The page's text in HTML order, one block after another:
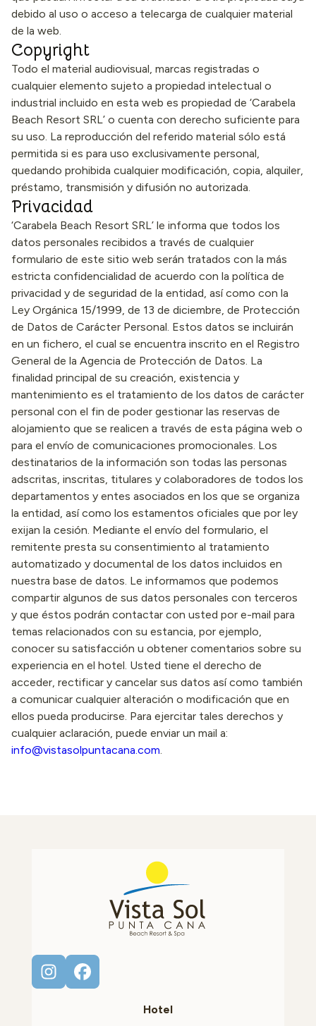
debido al uso o acceso a telecarga de cualquier material
de la web.
Copyright
Todo el material audiovisual, marcas registradas o
cualquier elemento sujeto a propiedad intelectual o
industrial incluido en esta web es propiedad de ‘Carabela
Beach Resort SRL’ o cuenta con derecho suficiente para
su uso. La reproducción del referido material sólo está
permitida si es para uso exclusivamente personal,
quedando prohibida cualquier modificación, copia, alquiler,
préstamo, transmisión y difusión no autorizada.
Privacidad
‘Carabela Beach Resort SRL’ le informa que todos los
datos personales recibidos a través de cualquier
formulario de este sitio web serán tratados con la más
estricta confidencialidad de acuerdo con la política de
privacidad y de seguridad de la entidad, así como con la
Ley Orgánica 15/1999, de 13 de diciembre, de Protección
de Datos de Carácter Personal. Estos datos se incluirán
en un fichero, el cual se encuentra inscrito en el Registro
General de la Agencia de Protección de Datos. La
finalidad principal de su creación, existencia y
mantenimiento es el tratamiento de los datos de carácter
personal con el fin de poder gestionar las reservas de
alojamiento que se realicen a través de esta página web o
para el envío de comunicaciones promocionales. Los
destinatarios de la información son todas las personas
adscritas, inscritas, titulares y colaboradores de todos los
departamentos y entes asociados en los que se organiza
la entidad, así como los estamentos oficiales que por ley
exijan la cesión. Mediante el envío del formulario, el
remitente presta su consentimiento al tratamiento
automatizado y documental de los datos incluidos en
nuestra base de datos. Le informamos que podemos
compartir algunos de sus datos personales con terceros
y que éstos podrán contactar con usted por e-mail para
temas relacionados con su estancia, por ejemplo,
conocer su satisfacción u obtener comentarios sobre su
experiencia en el hotel. Usted tiene el derecho de
acceder, rectificar y cancelar sus datos así como también
a comunicar cualquier alteración o modificación que en
ellos pueda producirse. Para ejercitar tales derechos y
cualquier aclaración, puede enviar un mail a:
info@vistasolpuntacana.com.
Hotel